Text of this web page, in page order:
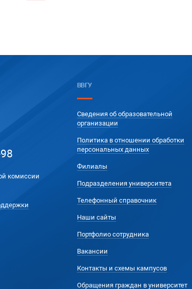
комиссии
ВВГУ
Сведения об образовательной
организации
Политика в отношении обработки
персональных данных
Филиалы
Подразделения университета
Телефонный справочник
Наши сайты
Портфолио сотрудника
Вакансии
Контакты и схемы кампусов
Обращения граждан в университет